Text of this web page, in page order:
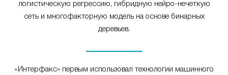
логистическую регрессию, гибридную нейро-нечеткую
сеть и многофакторную модель на основе бинарных
деревьев.
«Интерфакс» первым использовал технологии машинного